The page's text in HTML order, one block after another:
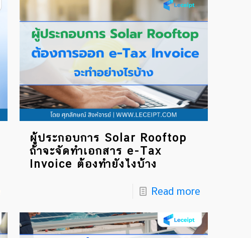
ผู้ประกอบการ Solar Rooftop
ถ้าจะจัดทำเอกสาร e-Tax
Invoice ต้องทำยังไงบ้าง
Read more